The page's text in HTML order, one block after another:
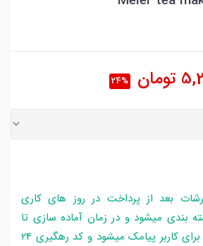
تومان 24%
بعد از پرداخت در روز های کاری
بندی میشود و در زمان آماده سازی تا
تحویل بارکد ، مراحل برای کاربر پیامک میشود و کد رهگیری 24